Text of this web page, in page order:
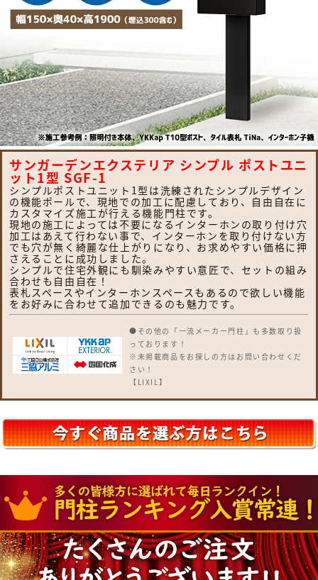
サンガーデンエクステリア シンプル ポストユニ
ット1型 SGF-1
シンプルポストユニット1型は洗練されたシンプルデザイン
の機能ポールで、現地での加工に配慮しており、自由自在に
カスタマイズ施工が行える機能門柱です。
現地の施工によっては不要になるインターホンの取り付け穴
加工はあえて行わない事で、インターホンを取り付けない方
でも穴が無く綺麗な仕上がりになり、お求めやすい価格に押
さえることに成功しました。
シンプルで住宅外観にも馴染みやすい意匠で、セットの組み
合わせも自由自在！
表札スペースやインターホンスペースもあるので欲しい機能
をお好みに合わせて追加できるのも魅力です。
●その他の「一流メーカー門柱」も多数取り扱
っております！
※未掲載商品をお探しの方はお問い合わせくだ
さい！
【LIXIL】
ルミフェイス・ウィルモダン 門柱仕様・ウィル
モダンスリム・ヴェールファンクション スリム
タイプ・ヴェールファンクション ワイドタイ
ニット型・ハングスファンクション・ユーロブ
リーズ・ディズニー ファンクションポール・テ
グランNeo W05 W08 W20・テグラン 門袖C
型・ウォールスクリーンファンクション門袖・
有孔ブロックウォール
【YKKap】
ルシアス ウォール NA01型 NB01型 NC01型
RH01型 RH02型 HH02型 HH03型 NH01型